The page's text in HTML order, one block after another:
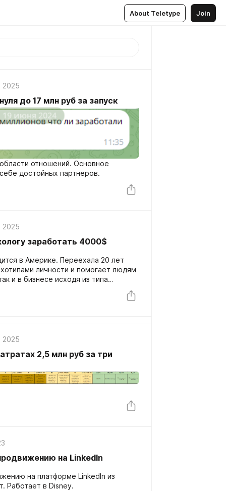
About Teletype Join
2025
до 17 млн руб за запуск
отношений. Основное
достойных партнеров.
2025
заработать 4000$
в Америке. Переехала 20 лет
личности и помогает людям
и в бизнесе исходя из типа
на своих услугах только с
полностью на английском
2025
2,5 млн руб за три
на LinkedIn
из
Работает в Disney.